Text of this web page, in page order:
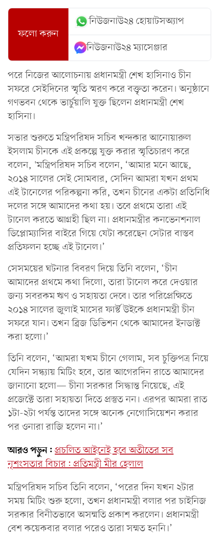
ফলো করুন
নিউজনাউ২৪ হোয়াটসঅ্যাপ
নিউজনাউ২৪ ম্যাসেঞ্জার
পরে নিজের আলোচনায় প্রধানমন্ত্রী শেখ হাসিনাও চীন
সফরে সেইদিনের স্মৃতি স্মরণ করে বক্তৃতা করেন। অনুষ্ঠানে
গণভবন থেকে ভার্চুয়ালি যুক্ত ছিলেন প্রধানমন্ত্রী শেখ
হাসিনা।
সভার শুরুতে মন্ত্রিপরিষদ সচিব খন্দকার আনোয়ারুল
ইসলাম চীনকে এই প্রকল্পে যুক্ত করার স্মৃতিচারণ করে
বলেন, 'মন্ত্রিপরিষদ সচিব বলেন, ‘আমার মনে আছে,
২০১৪ সালের সেই সোমবার, সেদিন আমরা যখন প্রথম
এই টানেলের পরিকল্পনা করি, তখন চীনের একটা প্রতিনিধি
দলের সঙ্গে আমাদের কথা হয়। তবে প্রথমে তারা এই
টানেল করতে আগ্রহী ছিল না। প্রধানমন্ত্রীর কনভেনশনাল
ডিপ্লোম্যাসির বাইরে গিয়ে যেটা করেছেন সেটার বাস্তব
প্রতিফলন হচ্ছে এই টানেল।’
সেসময়ের ঘটনার বিবরণ দিয়ে তিনি বলেন, ‘চীন
আমাদের প্রথমে কথা দিলো, তারা টানেল করে দেওয়ার
জন্য সবরকম ঋণ ও সহায়তা দেবে। তার পরিপ্রেক্ষিতে
২০১৪ সালের জুলাই মাসের ফার্স্ট উইকে প্রধানমন্ত্রী চীন
সফরে যান। তখন ব্রিজ ডিভিশন থেকে আমাদের ইনডাক্ট
করা হলো।’
তিনি বলেন, ‘আমরা যখম চীনে গেলাম, সব চুক্তিপত্র নিয়ে
যেদিন সন্ধ্যায় মিটিং হবে, তার আগেরদিন রাতে আমাদের
জানানো হলো— চীনা সরকার সিদ্ধান্ত নিয়েছে, এই
প্রজেক্টে তারা সহায়তা দিতে প্রস্তুত নন। এরপর আমরা রাত
১টা-২টা পর্যন্ত তাদের সঙ্গে অনেক নেগোসিয়েশন করার
পর ওনারা রাজি হলেন না।’
আরও পড়ুন: প্রচলিত আইনেই হবে অতীতের সব
নৃশংসতার বিচার: প্রতিমন্ত্রী মীর হেলাল
মন্ত্রিপরিষদ সচিব তিনি বলেন, ‘পরের দিন যখন ২টার
সময় মিটিং শুরু হলো, তখন প্রধানমন্ত্রী বলার পর চাইনিজ
সরকার বিনীতভাবে অসম্মতি প্রকাশ করলেন। প্রধানমন্ত্রী
বেশ কয়েকবার বলার পরেও তারা সম্মত হননি।’